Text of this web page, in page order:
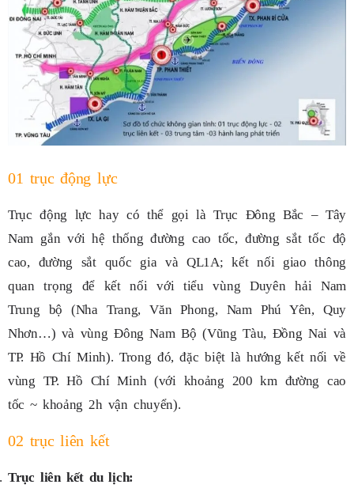
01 trục động lực
Trục động lực hay có thể gọi là Trục Đông Bắc – Tây
Nam gắn với hệ thống đường cao tốc, đường sắt tốc độ
cao, đường sắt quốc gia và QL1A; kết nối giao thông
quan trọng để kết nối với tiểu vùng Duyên hải Nam
Trung bộ (Nha Trang, Văn Phong, Nam Phú Yên, Quy
Nhơn…) và vùng Đông Nam Bộ (Vũng Tàu, Đồng Nai và
TP. Hồ Chí Minh). Trong đó, đặc biệt là hướng kết nối về
vùng TP. Hồ Chí Minh (với khoảng 200 km đường cao
tốc ~ khoảng 2h vận chuyển).
02 trục liên kết
Trục liên kết du lịch: